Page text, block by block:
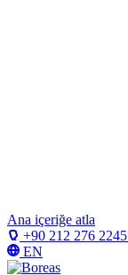
Ana içeriğe atla
+90 212 276 2245
EN